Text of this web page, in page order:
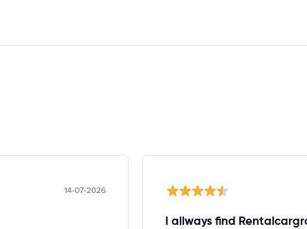
14-07-2026
I allways find